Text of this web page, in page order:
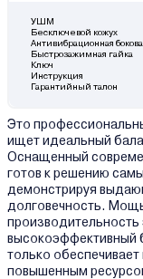
УШМ
Бесключевой кожух
Антивибрационная
Быстрозажимная гайка
Ключ
Инструкция
Гарантийный талон
Это
ищет идеальный
Оснащенный
готов к решению
демонстрируя
долговечность.
высокоэффективный
только
повышенным